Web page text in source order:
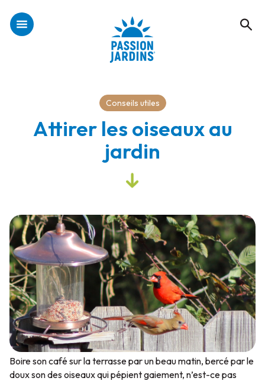
Conseils utiles
Attirer les oiseaux au
jardin
Boire son café sur la terrasse par un beau matin, bercé par le
doux son des oiseaux qui pépient gaiement, n’est-ce pas